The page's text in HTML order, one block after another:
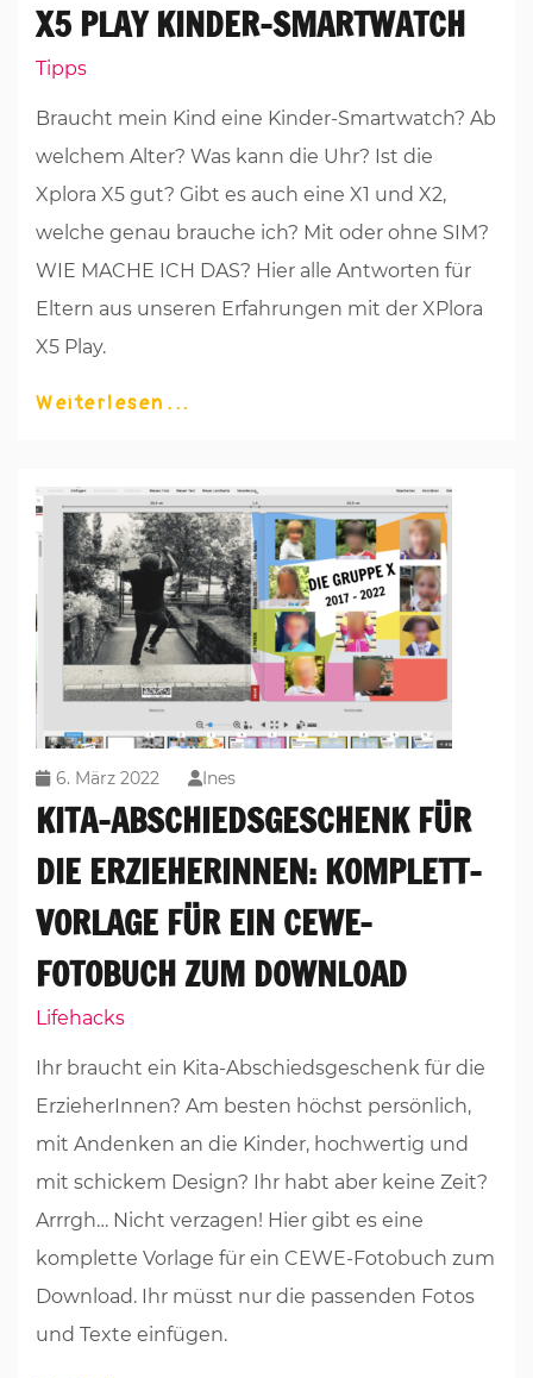
X5 PLAY KINDER-SMARTWATCH
Tipps
Braucht mein Kind eine Kinder-Smartwatch? Ab
welchem Alter? Was kann die Uhr? Ist die
Xplora X5 gut? Gibt es auch eine X1 und X2,
welche genau brauche ich? Mit oder ohne SIM?
WIE MACHE ICH DAS? Hier alle Antworten für
Eltern aus unseren Erfahrungen mit der XPlora
X5 Play.
Weiterlesen
6. März 2022 Ines
KITA-ABSCHIEDSGESCHENK FÜR
DIE ERZIEHERINNEN: KOMPLETT-
VORLAGE FÜR EIN CEWE-
FOTOBUCH ZUM DOWNLOAD
Lifehacks
Ihr braucht ein Kita-Abschiedsgeschenk für die
ErzieherInnen? Am besten höchst persönlich,
mit Andenken an die Kinder, hochwertig und
mit schickem Design? Ihr habt aber keine Zeit?
Arrrgh… Nicht verzagen! Hier gibt es eine
komplette Vorlage für ein CEWE-Fotobuch zum
Download. Ihr müsst nur die passenden Fotos
und Texte einfügen.